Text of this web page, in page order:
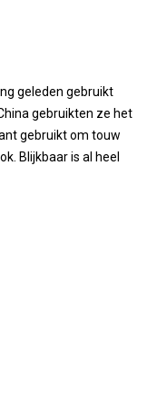
geleden gebruikt
gebruikten ze het
gebruikt om touw
Blijkbaar is al heel